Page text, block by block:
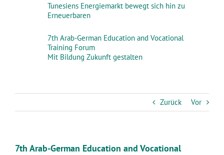
Zurück Vor
7th Arab-German Education and Vocational
Tunesiens Energiemarkt bewegt sich hin zu
Erneuerbaren
7th Arab-German Education and Vocational
Training Forum
Mit Bildung Zukunft gestalten